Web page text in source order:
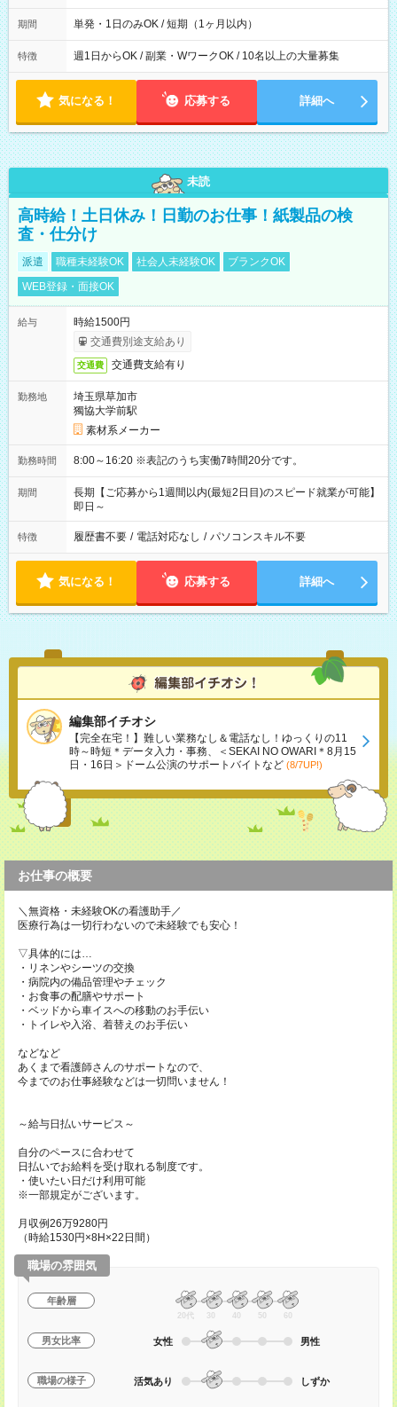
間は 試験により異なります。
期間 単発・1日のみOK / 短期（1ヶ月以内）
特徴 週1日からOK / 副業・WワークOK / 10名以上の大量募集
気になる！ 応募する 詳細へ
未読
高時給！土日休み！日勤のお仕事！紙製品の検
査・仕分け
派遣 職種未経験OK 社会人未経験OK
ブランクOK
WEB登録・面接OK
給与
時給1500円
交通費別途支給あり
交通費 交通費支給有り
勤務地
埼玉県草加市
獨協大学前駅
素材系メーカー
勤務時間 8:00～16:20 ※表記のうち実働7時間20分です。
期間
長期【ご応募から1週間以内(最短2日目)のスピード就業が可能】
即日～
特徴 履歴書不要 / 電話対応なし / パソコンスキル不要
気になる！ 応募する 詳細へ
編集部イチオシ
【完全在宅！】難しい業務なし＆電話なし！ゆっくりの11
時～時短＊データ入力・事務、＜SEKAI NO OWARI＊8月15
日・16日＞ドーム公演のサポートバイトなど (8/7UP!)
お仕事の概要
＼無資格・未経験OKの看護助手／
医療行為は一切行わないので未経験でも安心！
▽具体的には…
・リネンやシーツの交換
・病院内の備品管理やチェック
・お食事の配膳やサポート
・ベッドから車イスへの移動のお手伝い
・トイレや入浴、着替えのお手伝い
などなど
あくまで看護師さんのサポートなので、
今までのお仕事経験などは一切問いません！
～給与日払いサービス～
自分のペースに合わせて
日払いでお給料を受け取れる制度です。
・使いたい日だけ利用可能
※一部規定がございます。
月収例26万9280円
（時給1530円×8H×22日間）
職場の雰囲気
年齢層
20代 30 40 50 60
男女比率 女性 男性
職場の様子 活気あり しずか